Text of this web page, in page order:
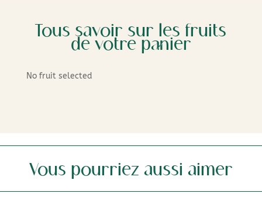
Tous savoir sur les fruits
de votre panier
No fruit selected
Vous pourriez aussi aimer